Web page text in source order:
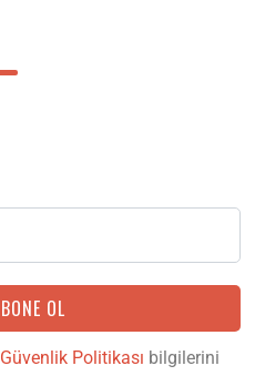
OL
Politikası bilgilerini